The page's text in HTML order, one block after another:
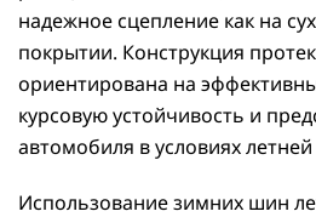
надежное сцепление как на
покрытии. Конструкция
ориентирована на
курсовую устойчивость и
автомобиля в условиях летней
Использование зимних шин